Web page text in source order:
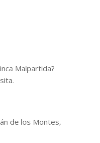
Malpartida?
de los Montes,